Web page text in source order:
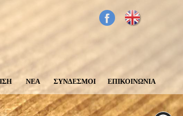
ΝΕΑ ΣΥΝΔΕΣΜΟΙ ΕΠΙΚΟΙΝΩΝΙΑ